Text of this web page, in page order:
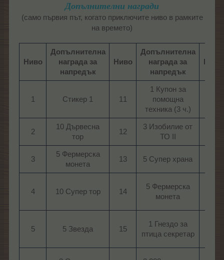
Допълнителни награди
(само първия път, когато приключите ниво в рамките
на времето)
Ниво
Допълнителна
награда за
напредък
Ниво
Допълнителна
награда за
напредък
1​ Стикер 1​ 11​
1 Купон за
помощна
техника (3 ч.)​
2​
10 Дървесна
тор​
12​
3 Изобилие от
ТО II​
3​
5 Фермерска
монета​
13​ 5 Супер храна​
4​ 10 Супер тор​ 14​
5 Фермерска
монета​
5​ 5 Звезда​ 15​
1 Гнездо за
птица секретар​